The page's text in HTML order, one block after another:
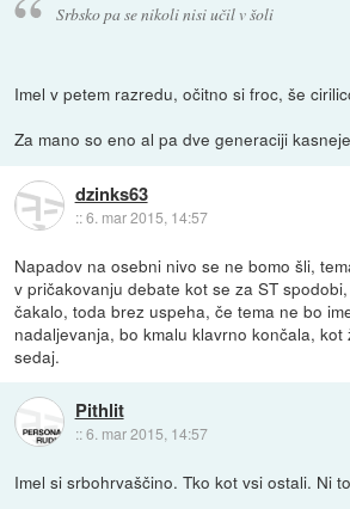
Srbsko pa se nikoli nisi učil v šoli
Imel v petem razredu, očitno si froc, še
Za mano so eno al pa dve generaciji
dzinks63
::6. mar 2015, 14:57
Napadov na osebni nivo se ne bomo šli,
v pričakovanju debate kot se za ST
čakalo, toda brez uspeha, če tema ne bo
nadaljevanja, bo kmalu klavrno končala, kot
sedaj.
Pithlit
::6. mar 2015, 14:57
Imel si srbohrvaščino. Tko kot vsi ostali. Ni